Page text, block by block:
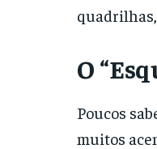
O
Poucos
muitos